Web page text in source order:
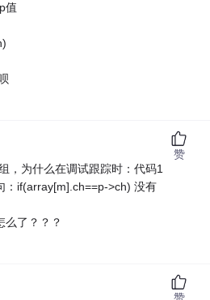
值
，为什么在调试跟踪时：代码1
：if(array[m].ch==p->ch) 没有
么了？？？
赞
赞